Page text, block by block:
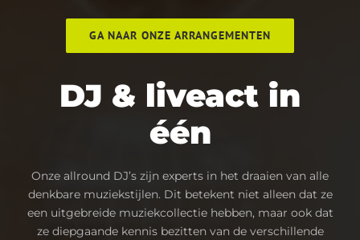
GA NAAR ONZE ARRANGEMENTEN
DJ & liveact in
één
Onze allround DJ’s zijn experts in het draaien van alle
denkbare muziekstijlen. Dit betekent niet alleen dat ze
een uitgebreide muziekcollectie hebben, maar ook dat
ze diepgaande kennis bezitten van de verschillende